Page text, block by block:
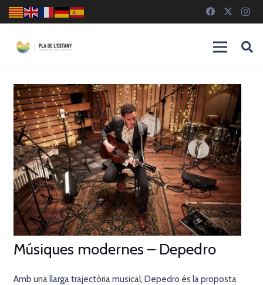
Músiques modernes – Depedro
Amb una llarga trajectòria musical, Depedro és la proposta